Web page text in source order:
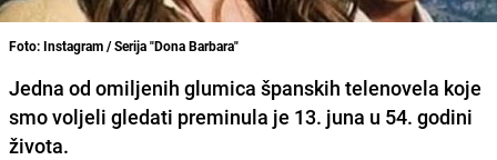
Foto: Instagram / Serija "Dona Barbara"
Jedna od omiljenih glumica španskih telenovela koje
smo voljeli gledati preminula je 13. juna u 54. godini
života.